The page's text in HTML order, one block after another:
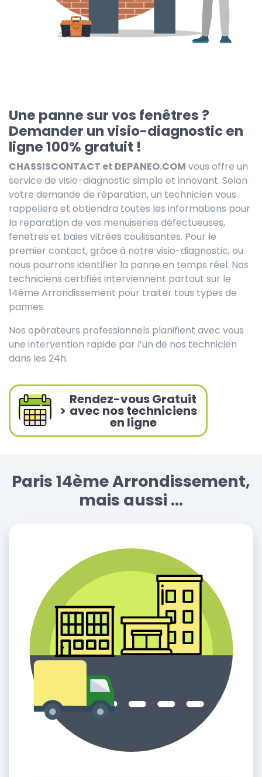
Une panne sur vos fenêtres ?
Demander un visio-diagnostic en
ligne 100% gratuit !
CHASSISCONTACT et DEPANEO.COM vous offre un
service de visio-diagnostic simple et innovant. Selon
votre demande de réparation, un technicien vous
rappellera et obtiendra toutes les informations pour
la reparation de vos menuiseries défectueuses,
fenetres et baies vitrées coulissantes. Pour le
premier contact, grâce à notre visio-diagnostic, ou
nous pourrons identifier la panne en temps réel. Nos
techniciens certifiés interviennent partout sur le
14ème Arrondissement pour traiter tous types de
pannes.
Nos opérateurs professionnels planifient avec vous
une intervention rapide par l’un de nos technicien
dans les 24h.
>
Rendez-vous Gratuit
avec nos techniciens
en ligne
Paris 14ème Arrondissement,
mais aussi ...